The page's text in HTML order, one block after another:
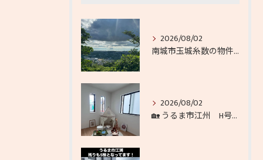
2026/08/02
南城市玉城糸数の物件から徒歩１分🚶‍♀️
2026/08/02
🏡 うるま市江州 H号棟 ✨